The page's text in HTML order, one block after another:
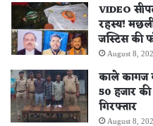
VIDEO
रहस्य!
जस्टिस की
August 8,
काले कागज
50 हजार
गिरफ्तार
August 8,